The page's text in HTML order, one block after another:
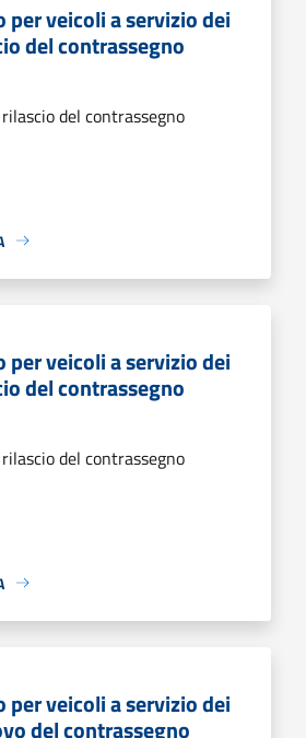
per veicoli a servizio dei
del contrassegno
del contrassegno
per veicoli a servizio dei
del contrassegno
del contrassegno
per veicoli a servizio dei
del contrassegno